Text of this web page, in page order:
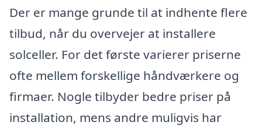
Der er mange grunde til at indhente flere
tilbud, når du overvejer at installere
solceller. For det første varierer priserne
ofte mellem forskellige håndværkere og
firmaer. Nogle tilbyder bedre priser på
installation, mens andre muligvis har